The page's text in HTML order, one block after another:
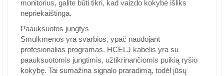
monitorius, galite būti tikri, kad vaizdo kokybė išliks
nepriekaištinga.
Paauksuotos jungtys
Smulkmenos yra svarbios, ypač naudojant
profesionalias programas. HCELJ kabelis yra su
paauksuotomis jungtimis, užtikrinančiomis puikią ryšio
kokybę. Tai sumažina signalo praradimą, todėl jūsų